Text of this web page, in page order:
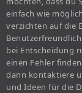
einfach wie
verzichten auf die
bei Entscheidung
einen Fehler
dann kontaktiere
und Ideen für die